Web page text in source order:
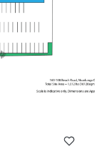
Seaford